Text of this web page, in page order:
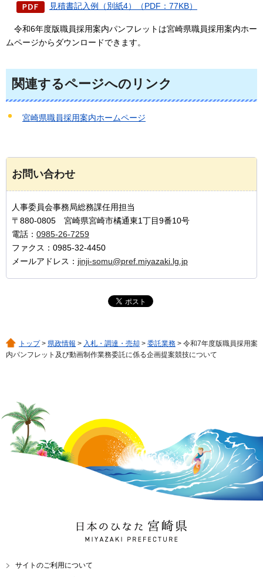
見積書記入例（別紙4）（PDF：77KB）
令和6年度版職員採用案内パンフレットは宮崎県職員採用案内ホー
ムページからダウンロードできます。
関連するページへのリンク
宮崎県職員採用案内ホームページ
お問い合わせ
人事委員会事務局総務課任用担当
〒880-0805 宮崎県宮崎市橘通東1丁目9番10号
電話： 0985-26-7259
ファクス：0985-32-4450
メールアドレス： jinji-somu@pref.miyazaki.lg.jp
トップ> 県政情報 > 入札・調達・売却 > 委託業務 > 令和7年度版職員採用案
内パンフレット及び動画制作業務委託に係る企画提案競技について
日本のひなた 宮崎県
MIYAZAKI PREFECTURE
サイトのご利用について